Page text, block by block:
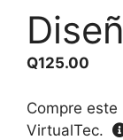
Q125.00
Compre
VirtualTec.